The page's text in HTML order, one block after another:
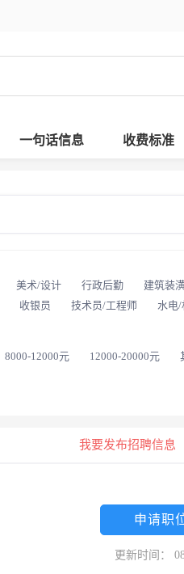
一句话信息 收费标准
美术/设计 行政后勤 建筑装
收银员 技术员/工程师 水电/
8000-12000元 12000-20000元
我要发布招聘信息
申请职
更新时间：